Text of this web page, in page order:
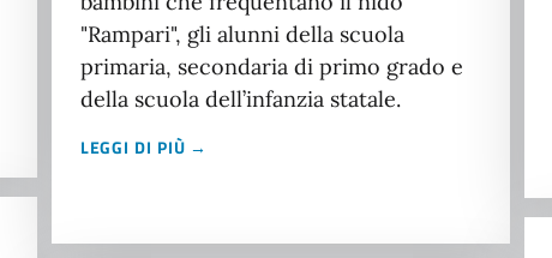
"Rampari", gli alunni della scuola
primaria, secondaria di primo grado e
della scuola dell’infanzia statale.
LEGGI DI PIÙ →